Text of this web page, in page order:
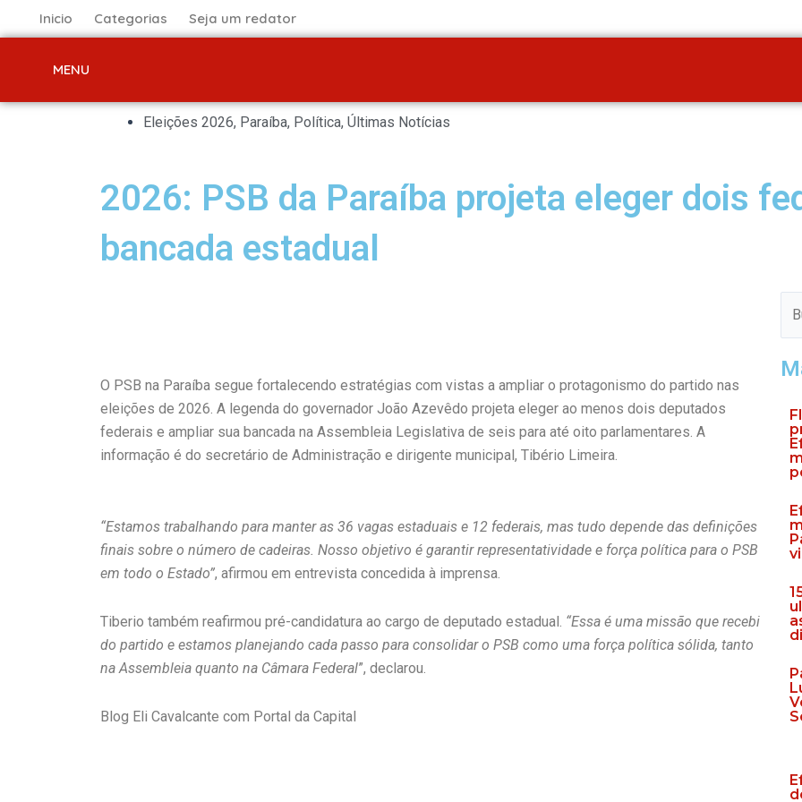
para
Inicio Categorias Seja um redator
MENU
Eleições 2026, Paraíba, Política, Últimas Notícias
2026: PSB da Paraíba projeta eleger dois
bancada estadual
O PSB na Paraíba segue fortalecendo estratégias com vistas a ampliar o protagonismo do partido nas
eleições de 2026. A legenda do governador João Azevêdo projeta eleger ao menos dois deputados
federais e ampliar sua bancada na Assembleia Legislativa de seis para até oito parlamentares. A
informação é do secretário de Administração e dirigente municipal, Tibério Limeira.
“Estamos trabalhando para manter as 36 vagas estaduais e 12 federais, mas tudo depende das definições
finais sobre o número de cadeiras. Nosso objetivo é garantir representatividade e força política para o PSB
em todo o Estado”, afirmou em entrevista concedida à imprensa.
Tiberio também reafirmou pré-candidatura ao cargo de deputado estadual. “Essa é uma missão que recebi
do partido e estamos planejando cada passo para consolidar o PSB como uma força política sólida, tanto
na Assembleia quanto na Câmara Federal”, declarou.
Blog Eli Cavalcante com Portal da Capital